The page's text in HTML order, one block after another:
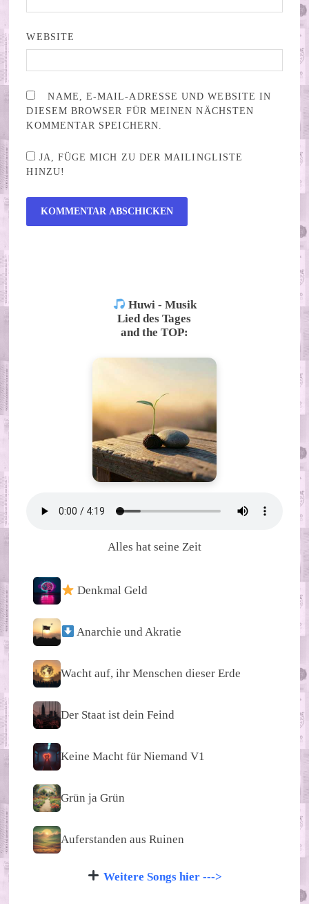
WEBSITE
NAME, E-MAIL-ADRESSE UND WEBSITE IN
DIESEM BROWSER FÜR MEINEN NÄCHSTEN
KOMMENTAR SPEICHERN.
JA, FÜGE MICH ZU DER MAILINGLISTE
HINZU!
Huwi - Musik
Lied des Tages
and the TOP:
Alles hat seine Zeit
Denkmal Geld
Anarchie und Akratie
Wacht auf, ihr Menschen dieser Erde
Der Staat ist dein Feind
Keine Macht für Niemand V1
Grün ja Grün
Auferstanden aus Ruinen
Weitere Songs hier --->